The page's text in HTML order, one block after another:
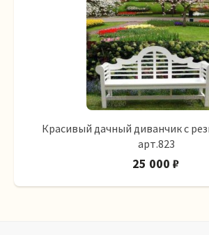
Красивый дачный диванчик с
арт.823
25 000 ₽